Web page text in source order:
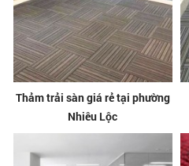
Thảm trải sàn giá rẻ tại phường
Nhiêu Lộc